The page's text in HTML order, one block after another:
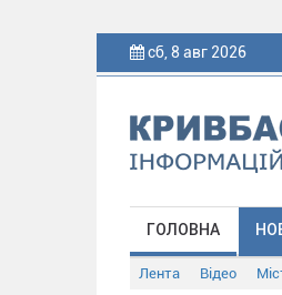
сб, 8 авг 2026
ГОЛОВНА
Лента Відео